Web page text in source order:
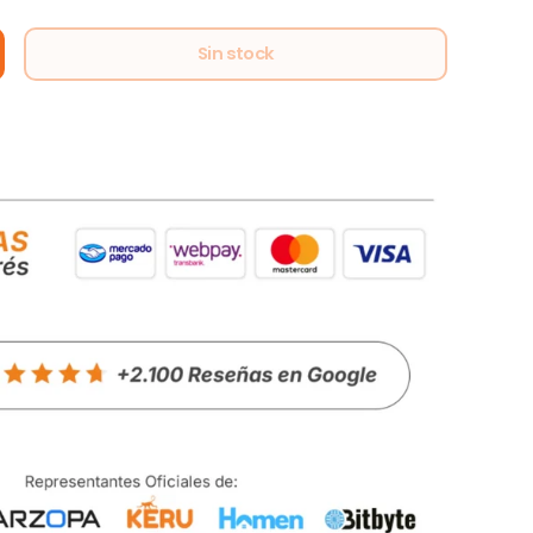
Sin stock